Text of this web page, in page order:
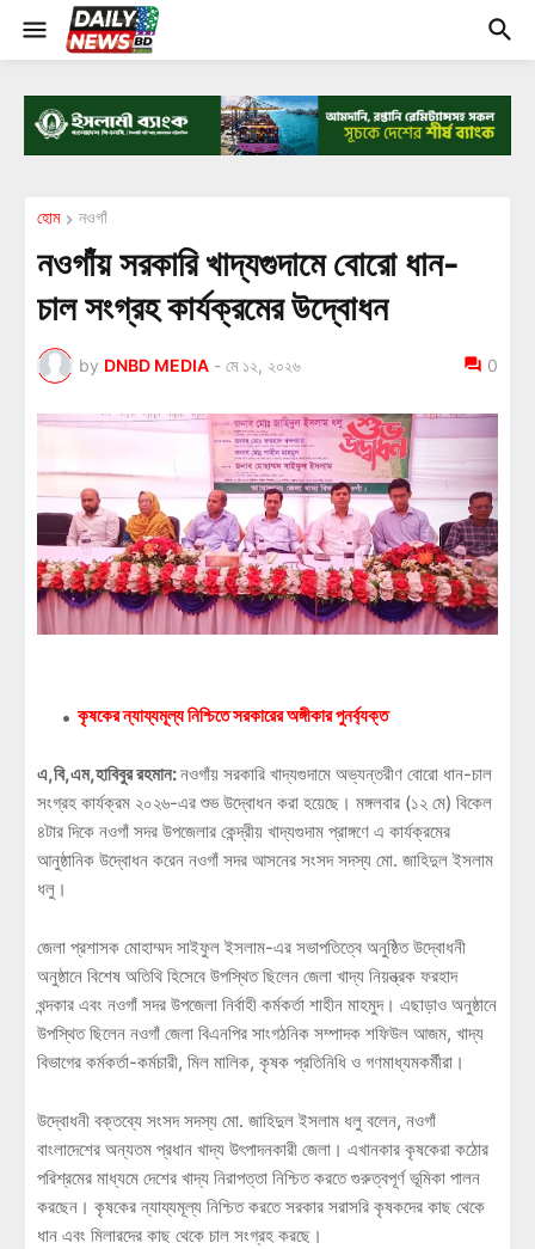
হোম নওগাঁ
নওগাঁয় সরকারি খাদ্যগুদামে বোরো ধান-
চাল সংগ্রহ কার্যক্রমের উদ্বোধন
by DNBD MEDIA - মে ১২, ২০২৬ 0
কৃষকের ন্যায্যমূল্য নিশ্চিতে সরকারের অঙ্গীকার পুনর্ব্যক্ত
এ,বি,এম,হাবিবুর রহমান:নওগাঁয় সরকারি খাদ্যগুদামে অভ্যন্তরীণ বোরো ধান-চাল
সংগ্রহ কার্যক্রম ২০২৬-এর শুভ উদ্বোধন করা হয়েছে। মঙ্গলবার (১২ মে) বিকেল
৪টার দিকে নওগাঁ সদর উপজেলার কেন্দ্রীয় খাদ্যগুদাম প্রাঙ্গণে এ কার্যক্রমের
আনুষ্ঠানিক উদ্বোধন করেন নওগাঁ সদর আসনের সংসদ সদস্য মো. জাহিদুল ইসলাম
ধলু।
জেলা প্রশাসক মোহাম্মদ সাইফুল ইসলাম-এর সভাপতিত্বে অনুষ্ঠিত উদ্বোধনী
অনুষ্ঠানে বিশেষ অতিথি হিসেবে উপস্থিত ছিলেন জেলা খাদ্য নিয়ন্ত্রক ফরহাদ
খন্দকার এবং নওগাঁ সদর উপজেলা নির্বাহী কর্মকর্তা শাহীন মাহমুদ। এছাড়াও অনুষ্ঠানে
উপস্থিত ছিলেন নওগাঁ জেলা বিএনপির সাংগঠনিক সম্পাদক শফিউল আজম, খাদ্য
বিভাগের কর্মকর্তা-কর্মচারী, মিল মালিক, কৃষক প্রতিনিধি ও গণমাধ্যমকর্মীরা।
উদ্বোধনী বক্তব্যে সংসদ সদস্য মো. জাহিদুল ইসলাম ধলু বলেন, নওগাঁ
বাংলাদেশের অন্যতম প্রধান খাদ্য উৎপাদনকারী জেলা। এখানকার কৃষকেরা কঠোর
পরিশ্রমের মাধ্যমে দেশের খাদ্য নিরাপত্তা নিশ্চিত করতে গুরুত্বপূর্ণ ভূমিকা পালন
করছেন। কৃষকের ন্যায্যমূল্য নিশ্চিত করতে সরকার সরাসরি কৃষকদের কাছ থেকে
ধান এবং মিলারদের কাছ থেকে চাল সংগ্রহ করছে।